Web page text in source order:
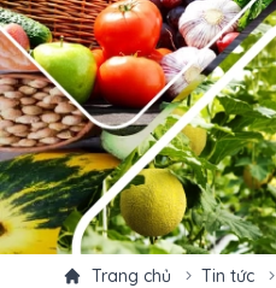
Trang chủ Tin tức